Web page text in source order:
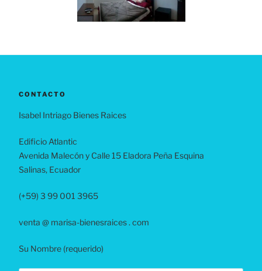
CONTACTO
Isabel Intriago Bienes Raices
Edificio Atlantic
Avenida Malecón y Calle 15 Eladora Peña Esquina
Salinas, Ecuador
(+59) 3 99 001 3965
venta @ marisa-bienesraices . com
Su Nombre (requerido)